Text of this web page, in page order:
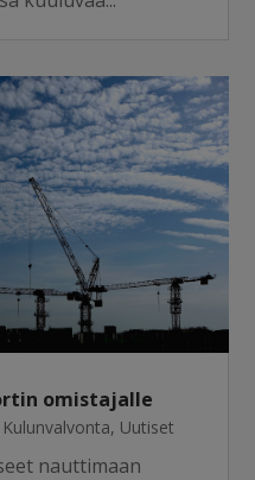
omistajalle
Kulunvalvonta, Uutiset
nauttimaan